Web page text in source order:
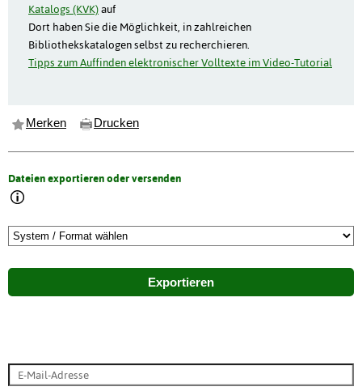
Katalogs (KVK)auf
Dort haben Sie die Möglichkeit, in zahlreichen
Bibliothekskatalogen selbst zu recherchieren.
Tipps zum Auffinden elektronischer Volltexte im Video-Tutorial
Merken Drucken
Dateien exportieren oder versenden
Exportieren